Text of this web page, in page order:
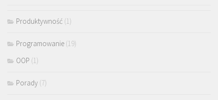
Produktywność (1)
Programowanie (19)
OOP (1)
Porady (7)